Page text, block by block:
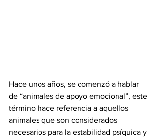
Hace unos años, se comenzó a hablar
de “animales de apoyo emocional”, este
término hace referencia a aquellos
animales que son considerados
necesarios para la estabilidad psíquica y